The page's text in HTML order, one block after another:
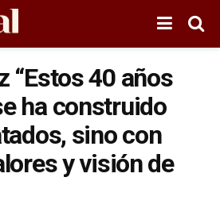
“Estos 40 años
ha construido
sino con
y visión de